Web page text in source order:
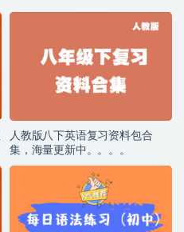
人教版八下英语复习资料包合
集，海量更新中。。。。